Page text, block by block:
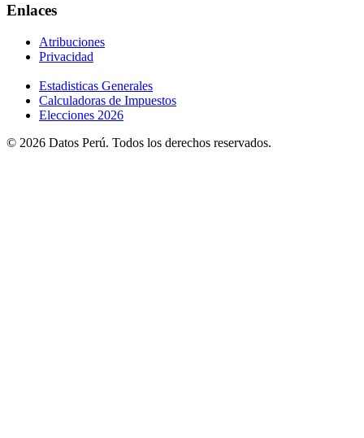
Enlaces
Atribuciones
Privacidad
Estadisticas Generales
Calculadoras de Impuestos
Elecciones 2026
© 2026 Datos Perú. Todos los derechos reservados.